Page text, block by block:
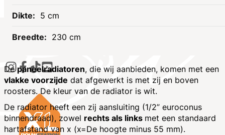
5 cm
230 cm
Depaneelradiatoren, die wij aanbieden, komen met een
vlakke voorzijde dat afgewerkt is met zij en boven
roosters. De kleur van de radiator is wit.
De radiator heeft een zij aansluiting (1/2” euroconus
binnendraad), zowel rechts als links met een standaard
hartafstand van x (x=De hoogte minus 55 mm).